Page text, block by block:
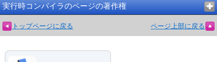
実行時コンパイラのページの著作権
トップページに戻る ページ上部に戻る